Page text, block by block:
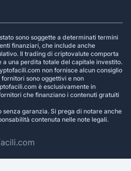
sono soggette a determinati termini
finanziari, che include anche
Il trading di criptovalute comporta
a una perdita totale del capitale investito.
non fornisce alcun consiglio
sono oggettivi e non
è esclusivamente in
che finanziano i contenuti gratuiti
garanzia. Si prega di notare anche
contenuta nelle note legali.